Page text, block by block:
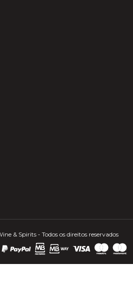
& Spirits - Todos os direitos reservados